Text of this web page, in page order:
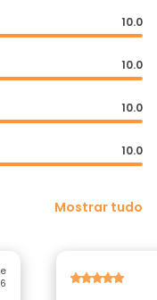
10.0
10.0
10.0
10.0
Mostrar tudo